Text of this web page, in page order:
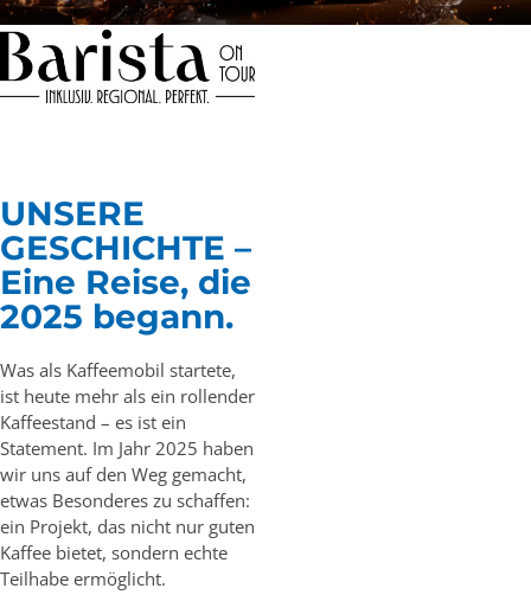
UNSERE
GESCHICHTE –
Eine Reise, die
2025 begann.
Was als Kaffeemobil startete,
ist heute mehr als ein rollender
Kaffeestand – es ist ein
Statement. Im Jahr 2025 haben
wir uns auf den Weg gemacht,
etwas Besonderes zu schaffen:
ein Projekt, das nicht nur guten
Kaffee bietet, sondern echte
Teilhabe ermöglicht.